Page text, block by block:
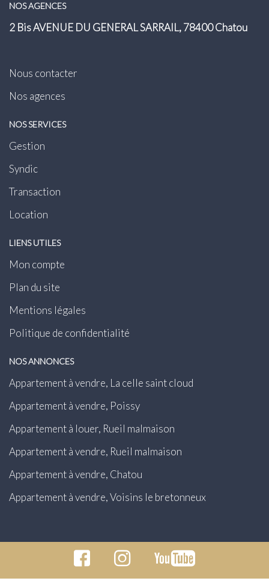
NOS AGENCES
2 Bis AVENUE DU GENERAL SARRAIL, 78400 Chatou
Nous contacter
Nos agences
NOS SERVICES
Gestion
Syndic
Transaction
Location
LIENS UTILES
Mon compte
Plan du site
Mentions légales
Politique de confidentialité
NOS ANNONCES
Appartement à vendre, La celle saint cloud
Appartement à vendre, Poissy
Appartement à louer, Rueil malmaison
Appartement à vendre, Rueil malmaison
Appartement à vendre, Chatou
Appartement à vendre, Voisins le bretonneux